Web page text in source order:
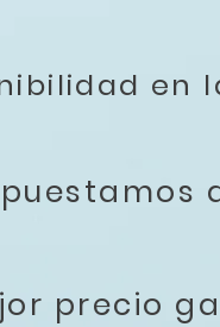
en
precio